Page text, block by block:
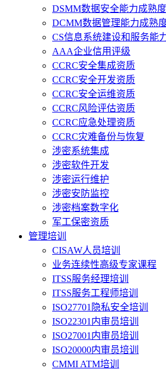
DSMM数据安全能力成熟
DCMM数据管理能力成熟
CS信息系统建设和服务能
AAA企业信用评级
CCRC安全集成资质
CCRC安全开发资质
CCRC安全运维资质
CCRC风险评估资质
CCRC应急处理资质
CCRC灾难备份与恢复
涉密系统集成
涉密软件开发
涉密运行维护
涉密安防监控
涉密档案数字化
军工保密资质
管理培训
CISAW人员培训
业务连续性高级专家课程
ITSS服务经理培训
ITSS服务工程师培训
ISO27701隐私安全培训
ISO22301内审员培训
ISO27001内审员培训
ISO20000内审员培训
CMMI ATM培训